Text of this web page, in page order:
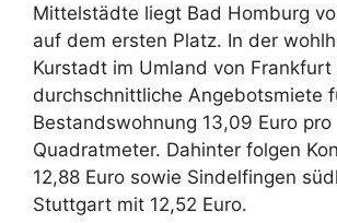
Mittelstädte liegt Bad Homburg
auf dem ersten Platz. In der
Kurstadt im Umland von
durchschnittliche Angebotsmiete
Bestandswohnung 13,09 Euro pro
Quadratmeter. Dahinter folgen
12,88 Euro sowie Sindelfingen
Stuttgart mit 12,52 Euro.